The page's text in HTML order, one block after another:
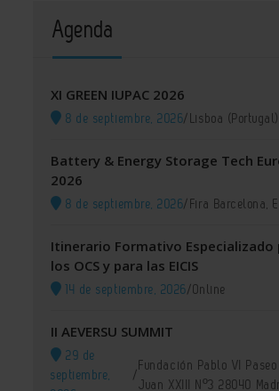
Agenda
XI GREEN IUPAC 2026
8 de septiembre, 2026/Lisboa (Portugal)
Battery & Energy Storage Tech
2026
8 de septiembre, 2026/Fira Barcelona,
Itinerario Formativo Especializado
los OCS y para las EICIS
14 de septiembre, 2026/Online
II AEVERSU SUMMIT
29 de
septiembre,
/
Fundación Pablo VI Paseo
Juan XXIII Nº3 28040